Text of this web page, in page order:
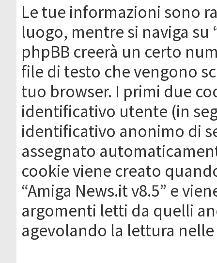
Le tue informazioni sono
luogo, mentre si naviga su
phpBB creerà un certo
file di testo che vengono
tuo browser. I primi due
identificativo utente (in
identificativo anonimo di
assegnato
cookie viene creato
“Amiga News.it v8.5” e
argomenti letti da quelli
agevolando la lettura